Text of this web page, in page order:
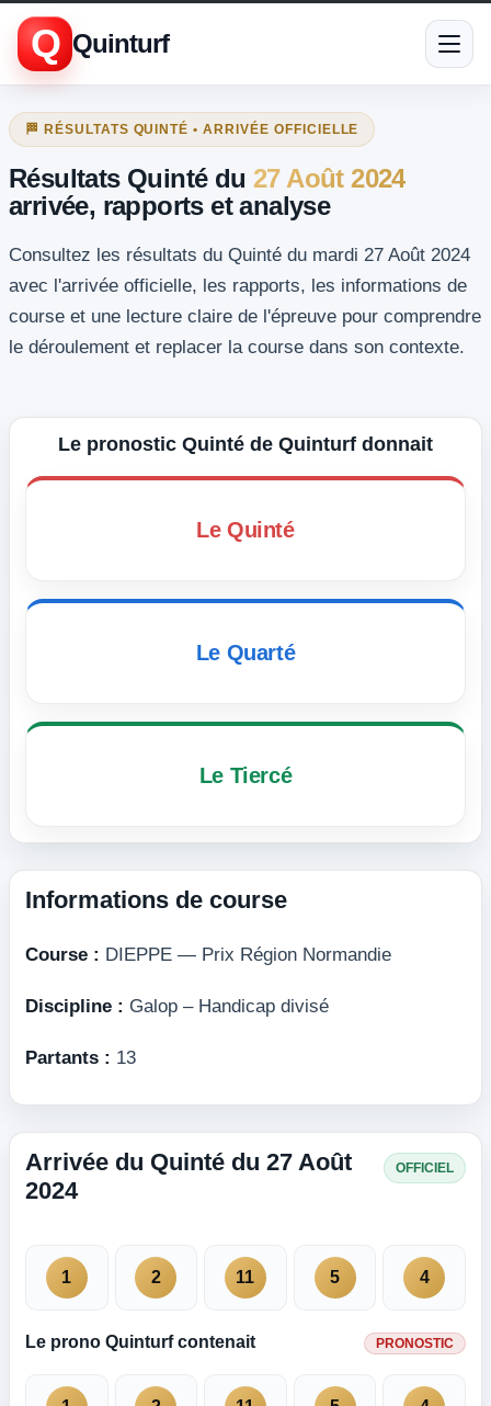
Q Quinturf
🏁 RÉSULTATS QUINTÉ • ARRIVÉE OFFICIELLE
Résultats Quinté du 27 Août 2024
arrivée, rapports et analyse
Consultez les résultats du Quinté du mardi 27 Août 2024
avec l'arrivée officielle, les rapports, les informations de
course et une lecture claire de l'épreuve pour comprendre
le déroulement et replacer la course dans son contexte.
Le pronostic Quinté de Quinturf donnait
Le Quinté
Le Quarté
Le Tiercé
Informations de course
Course : DIEPPE — Prix Région Normandie
Discipline : Galop – Handicap divisé
Partants : 13
Arrivée du Quinté du 27 Août
2024
OFFICIEL
1 2 11 5 4
Le prono Quinturf contenait PRONOSTIC